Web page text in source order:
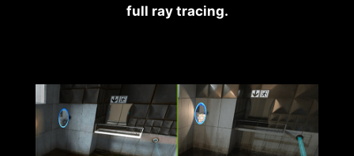
full ray tracing.